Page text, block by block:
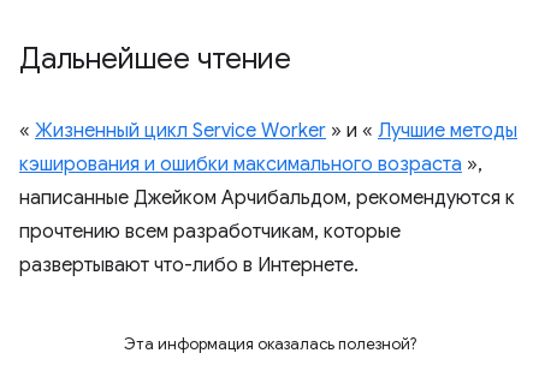
Дальнейшее чтение
« Жизненный цикл Service Worker » и « Лучшие методы
кэширования и ошибки максимального возраста »,
написанные Джейком Арчибальдом, рекомендуются к
прочтению всем разработчикам, которые
развертывают что-либо в Интернете.
Эта информация оказалась полезной?